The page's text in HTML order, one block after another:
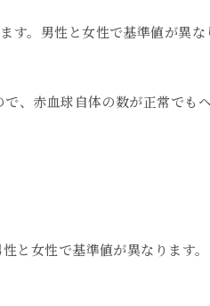
。男性と女性で基準値が異な
、赤血球自体の数が正常でも
と女性で基準値が異なります